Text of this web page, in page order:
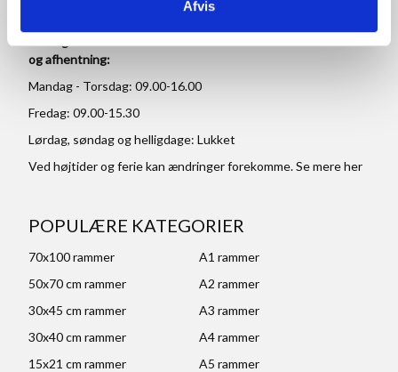
Afvis
og afhentning:
Mandag - Torsdag: 09.00-16.00
Fredag: 09.00-15.30
Lørdag, søndag og helligdage: Lukket
Ved højtider og ferie kan ændringer forekomme. Se mereher
POPULÆRE KATEGORIER
70x100 rammer
A1 rammer
50x70 cm rammer
A2 rammer
30x45 cm rammer
A3 rammer
30x40 cm rammer
A4 rammer
15x21 cm rammer
A5 rammer